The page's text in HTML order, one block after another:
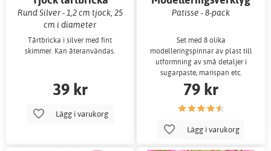
Rund Silver - 1,2 cm tjock, 25
cm i diameter
Tårtbricka i silver med fint
skimmer. Kan återanvändas.
39 kr
Lägg i varukorg
Patisse - 8-pack
Set med 8 olika
modelleringspinnar av plast till
utformning av små detaljer i
sugarpaste, marispan etc.
79 kr
Lägg i varukorg